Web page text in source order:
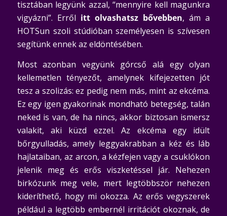
tisztában legyünk azzal, “mennyire kell magunkra
vigyázni”. Erről itt olvashatsz bővebben, ám a
HOTSun szoli stúdióban személyesen is szívesen
segítünk ennek az eldöntésében.
Most azonban vegyünk górcső alá egy olyan
kellemetlen tényezőt, amelynek kifejezetten jót
tesz a szolizás: ez pedig nem más, mint az ekcéma.
Ez egy igen gyakorinak mondható betegség, talán
neked is van, de ha nincs, akkor biztosan ismersz
valakit, aki küzd ezzel. Az ekcéma egy idült
bőrgyulladás, amely leggyakrabban a kéz és láb
hajlataiban, az arcon, a kézfejen vagy a csuklókon
jelenik meg és erős viszketéssel jár. Nehezen
birkózunk meg vele, mert legtöbbször nehezen
kideríthető, hogy mi okozza. Az erős vegyszerek
például a legtöbb embernél irritációt okoznak, de